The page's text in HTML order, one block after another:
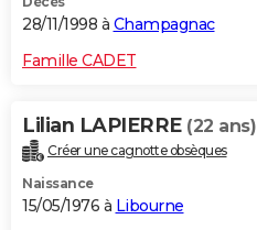
28/11/1998 à Champagnac
Famille CADET
Lilian LAPIERRE (22 ans)
Créer une cagnotte obsèques
Naissance
15/05/1976 à Libourne